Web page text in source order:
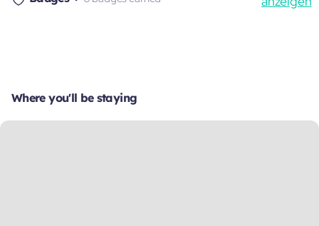
Where you'll be staying